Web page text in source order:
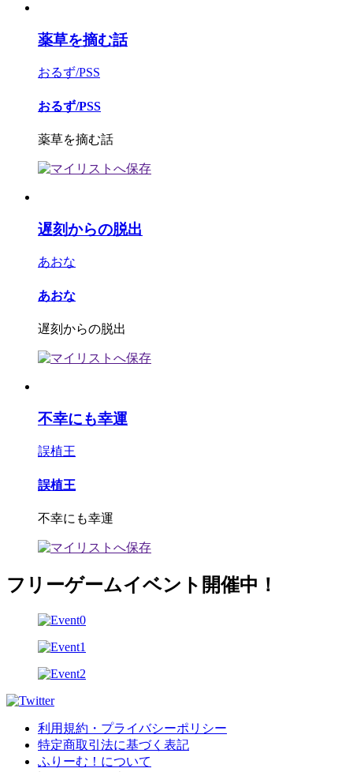
薬草を摘む話
おるず/PSS
おるず/PSS
薬草を摘む話
遅刻からの脱出
あおな
あおな
遅刻からの脱出
不幸にも幸運
誤植王
誤植王
不幸にも幸運
フリーゲームイベント開催中！
利用規約・プライバシーポリシー
特定商取引法に基づく表記
ふりーむ！について